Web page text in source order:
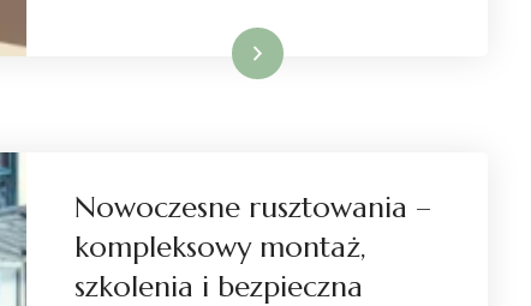
Dowiedz się więcej
Nowoczesne rusztowania –
kompleksowy montaż,
szkolenia i bezpieczna